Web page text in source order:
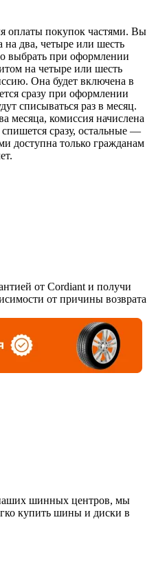
оплаты покупок частями. Вы
на два, четыре или шесть
выбрать при оформлении
на четыре или шесть
Она будет включена в
сразу при оформлении
списываться раз в месяц.
месяца, комиссия начислена
спишется сразу, остальные —
доступна только гражданам
от Cordiant и получи
от причины возврата
шинных центров, мы
купить шины и диски в